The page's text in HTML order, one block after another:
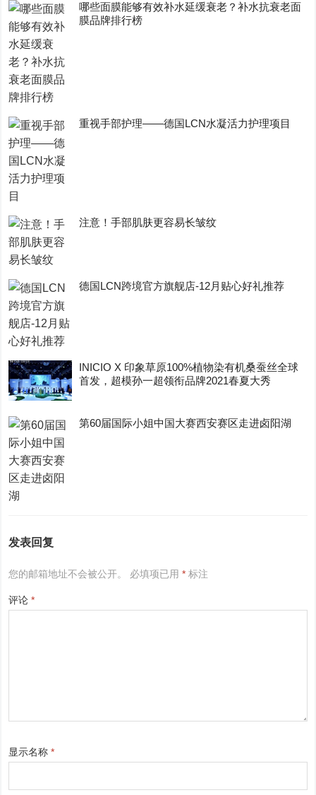
哪些面膜能够有效补水延缓衰老？补水抗衰老面
膜品牌排行榜
重视手部护理——德国LCN水凝活力护理项目
注意！手部肌肤更容易长皱纹
德国LCN跨境官方旗舰店-12月贴心好礼推荐
INICIO X 印象草原100%植物染有机桑蚕丝全球
首发，超模孙一超领衔品牌2021春夏大秀
第60届国际小姐中国大赛西安赛区走进卤阳湖
发表回复
您的邮箱地址不会被公开。 必填项已用* 标注
评论*
显示名称*